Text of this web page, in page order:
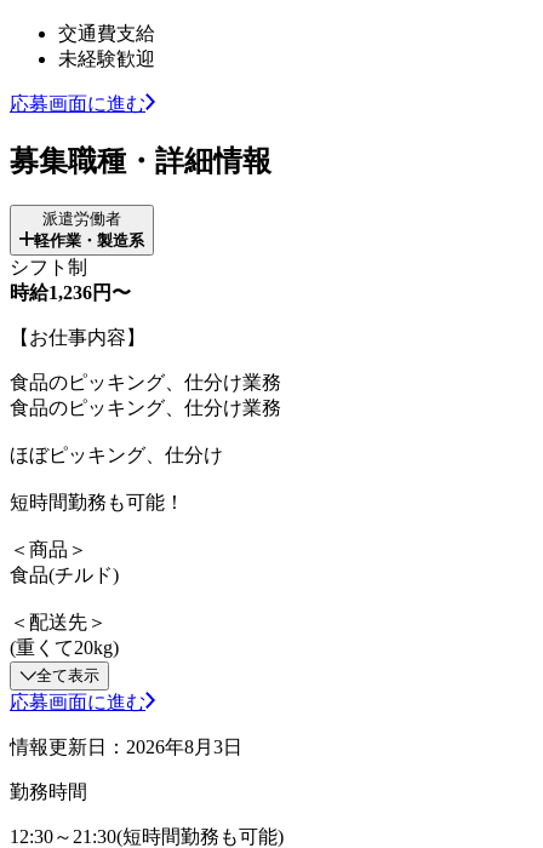
交通費支給
未経験歓迎
応募画面に進む
募集職種・詳細情報
派遣労働者
軽作業・製造系
シフト制
時給1,236円〜
【お仕事内容】
食品のピッキング、仕分け業務
食品のピッキング、仕分け業務
ほぼピッキング、仕分け
短時間勤務も可能！
＜商品＞
食品(チルド)
＜配送先＞
(重くて20kg)
全て表示
応募画面に進む
情報更新日：2026年8月3日
勤務時間
12:30～21:30(短時間勤務も可能)